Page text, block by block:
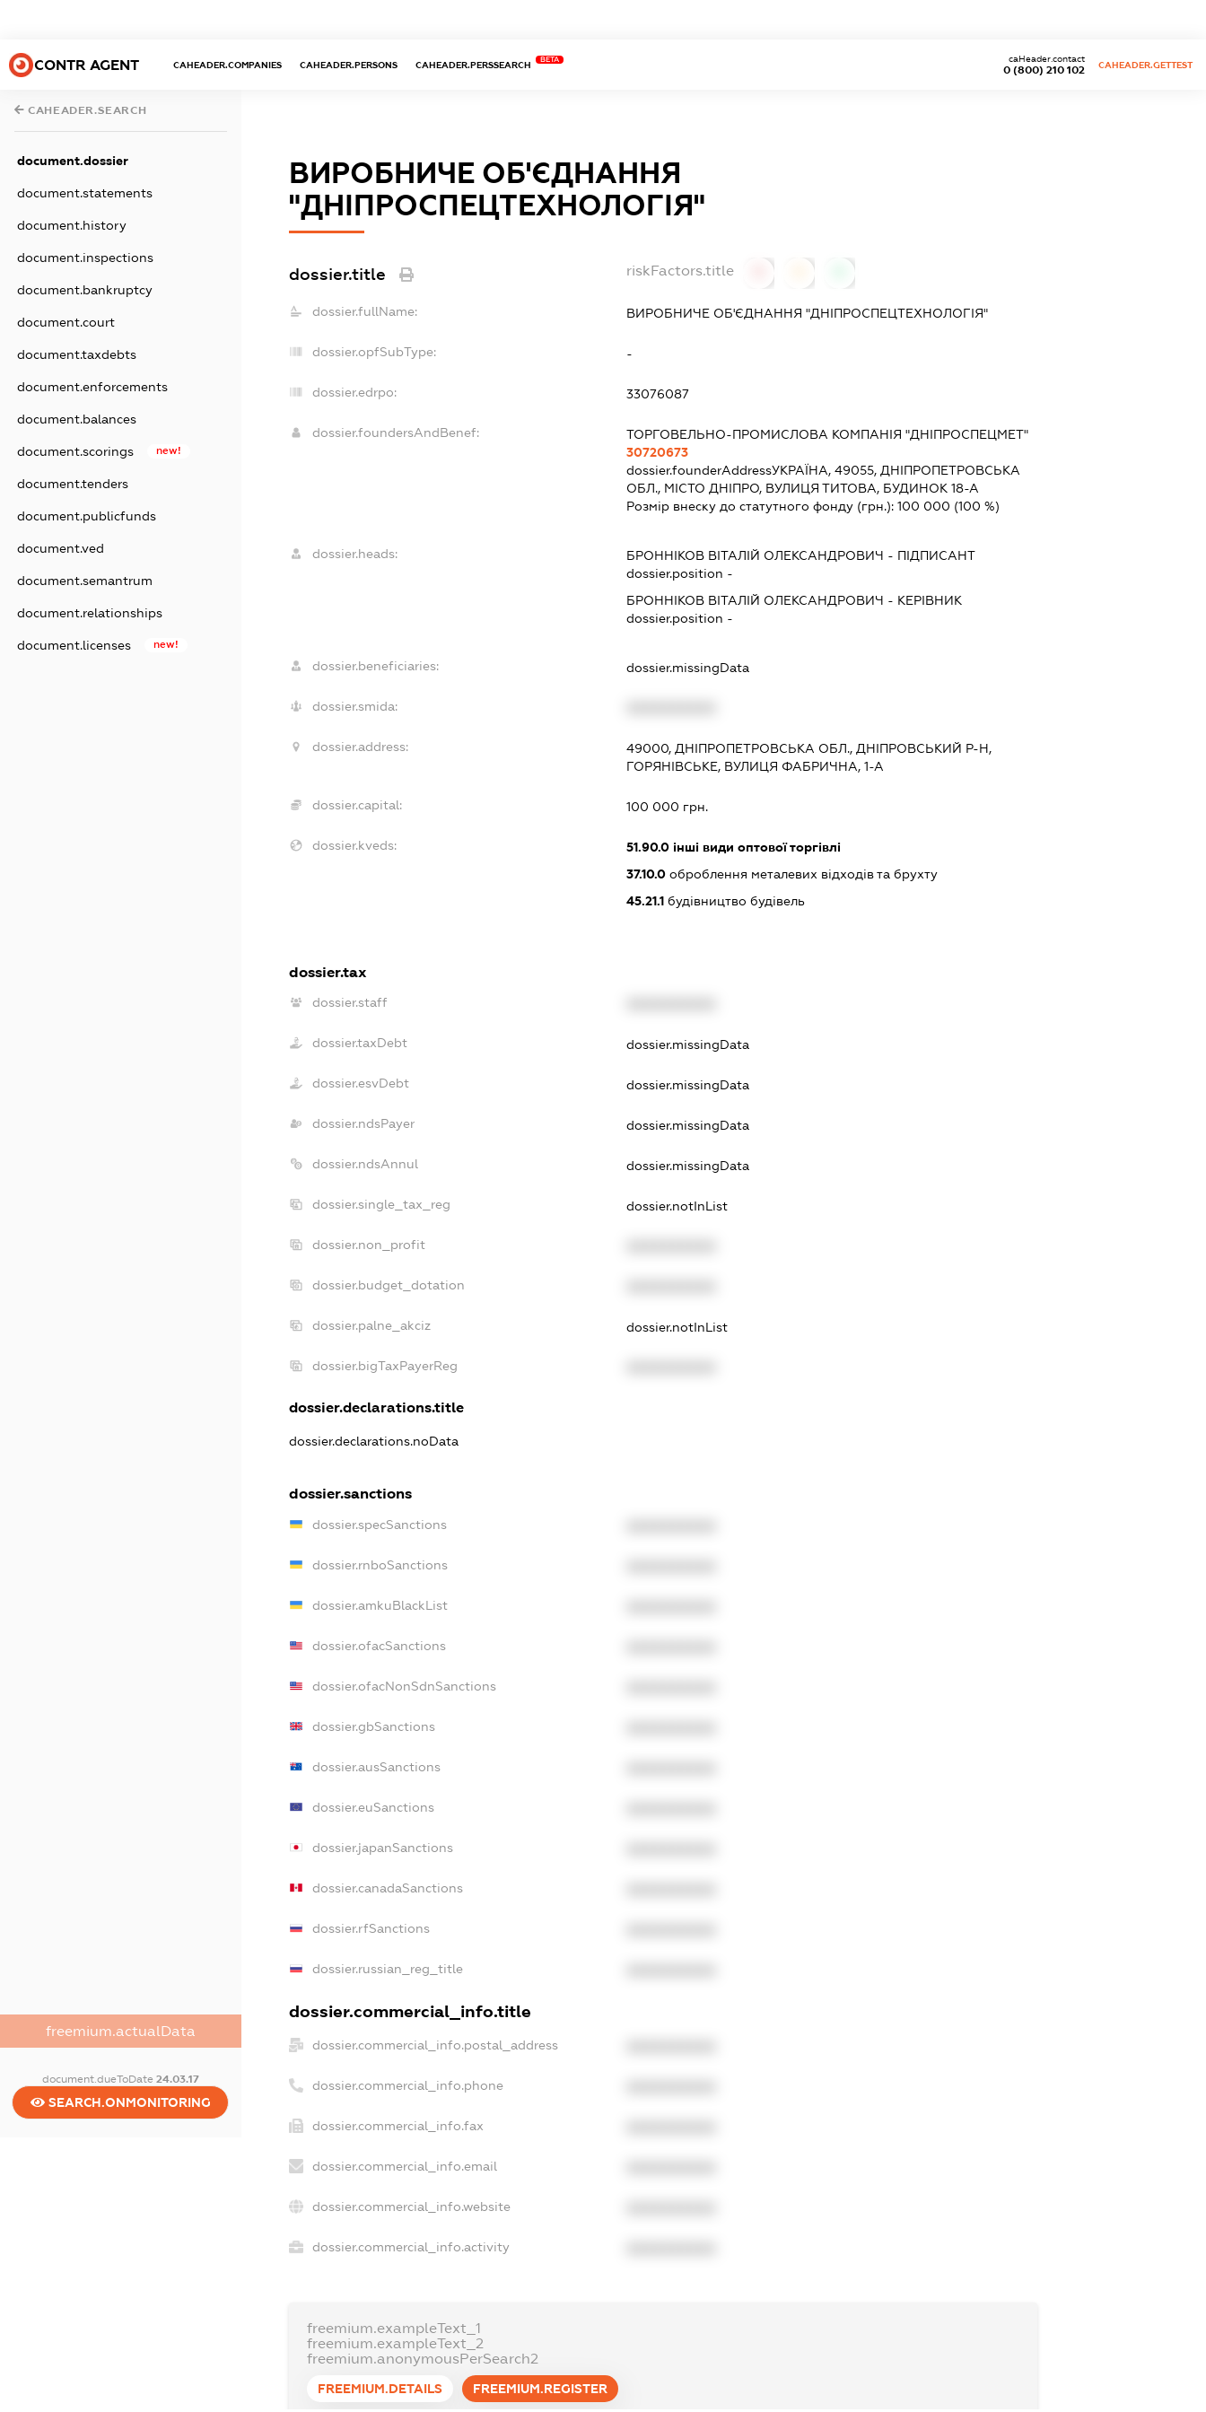
CONTR AGENT CAHEADER.COMPANIES CAHEADER.PERSONS CAHEADER.PERSSEARCH
BETA
0 (800) 210 102
caHeader.contact
CAHEADER.GETTEST
CAHEADER.SEARCH
document.dossier
document.statements
document.history
document.inspections
document.bankruptcy
document.court
document.taxdebts
document.enforcements
document.balances
document.scorings new!
document.tenders
document.publicfunds
document.ved
document.semantrum
document.relationships
document.licenses new!
freemium.actualData
document.dueToDate 24.03.17
SEARCH.ONMONITORING
ВИРОБНИЧЕ ОБ'ЄДНАННЯ
"ДНІПРОСПЕЦТЕХНОЛОГІЯ"
dossier.title riskFactors.title
dossier.fullName: ВИРОБНИЧЕ ОБ'ЄДНАННЯ "ДНІПРОСПЕЦТЕХНОЛОГІЯ"
dossier.opfSubType: -
dossier.edrpo: 33076087
dossier.foundersAndBenef:
ТОРГОВЕЛЬНО-ПРОМИСЛОВА КОМПАНІЯ "ДНІПРОСПЕЦМЕТ"
30720673
dossier.founderAddressУКРАЇНА, 49055, ДНІПРОПЕТРОВСЬКА
ОБЛ., МІСТО ДНІПРО, ВУЛИЦЯ ТИТОВА, БУДИНОК 18-А
Розмір внеску до статутного фонду (грн.): 100 000 (100 %)
dossier.heads: БРОННІКОВ ВІТАЛІЙ ОЛЕКСАНДРОВИЧ - ПІДПИСАНТ
dossier.position -
БРОННІКОВ ВІТАЛІЙ ОЛЕКСАНДРОВИЧ - КЕРІВНИК
dossier.position -
dossier.beneficiaries: dossier.missingData
dossier.smida:
dossier.address:
49000, ДНІПРОПЕТРОВСЬКА ОБЛ., ДНІПРОВСЬКИЙ Р-Н,
ГОРЯНІВСЬКЕ, ВУЛИЦЯ ФАБРИЧНА, 1-А
dossier.capital: 100 000 грн.
dossier.kveds: 51.90.0інші види оптової торгівлі
37.10.0оброблення металевих відходів та брухту
45.21.1будівництво будівель
dossier.tax
dossier.staff
dossier.taxDebt dossier.missingData
dossier.esvDebt dossier.missingData
dossier.ndsPayer dossier.missingData
dossier.ndsAnnul dossier.missingData
dossier.single_tax_reg dossier.notInList
dossier.non_profit
dossier.budget_dotation
dossier.palne_akciz dossier.notInList
dossier.bigTaxPayerReg
dossier.declarations.title
dossier.declarations.noData
dossier.sanctions
dossier.specSanctions
dossier.rnboSanctions
dossier.amkuBlackList
dossier.ofacSanctions
dossier.ofacNonSdnSanctions
dossier.gbSanctions
dossier.ausSanctions
dossier.euSanctions
dossier.japanSanctions
dossier.canadaSanctions
dossier.rfSanctions
dossier.russian_reg_title
dossier.commercial_info.title
dossier.commercial_info.postal_address
dossier.commercial_info.phone
dossier.commercial_info.fax
dossier.commercial_info.email
dossier.commercial_info.website
dossier.commercial_info.activity
freemium.exampleText_1
freemium.exampleText_2
freemium.anonymousPerSearch2
FREEMIUM.DETAILS FREEMIUM.REGISTER